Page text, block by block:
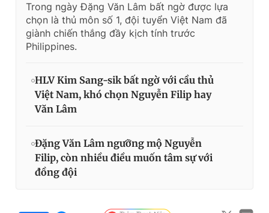
Trong ngày Đặng Văn Lâm bất ngờ được lựa
chọn là thủ môn số 1, đội tuyển Việt Nam đã
giành chiến thắng đầy kịch tính trước
Philippines.
HLV Kim Sang-sik bất ngờ với cầu thủ
Việt Nam, khó chọn Nguyễn Filip hay
Văn Lâm
Đặng Văn Lâm ngưỡng mộ Nguyễn
Filip, còn nhiều điều muốn tâm sự với
đồng đội